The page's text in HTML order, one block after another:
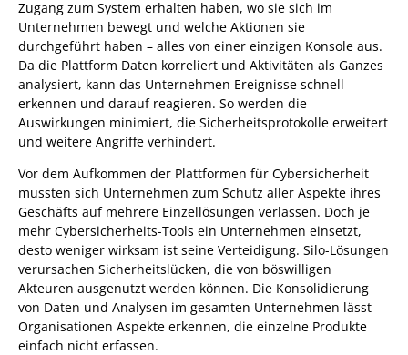
Zugang zum System erhalten haben, wo sie sich im
Unternehmen bewegt und welche Aktionen sie
durchgeführt haben – alles von einer einzigen Konsole aus.
Da die Plattform Daten korreliert und Aktivitäten als Ganzes
analysiert, kann das Unternehmen Ereignisse schnell
erkennen und darauf reagieren. So werden die
Auswirkungen minimiert, die Sicherheitsprotokolle erweitert
und weitere Angriffe verhindert.
Vor dem Aufkommen der Plattformen für Cybersicherheit
mussten sich Unternehmen zum Schutz aller Aspekte ihres
Geschäfts auf mehrere Einzellösungen verlassen. Doch je
mehr Cybersicherheits-Tools ein Unternehmen einsetzt,
desto weniger wirksam ist seine Verteidigung. Silo-Lösungen
verursachen Sicherheitslücken, die von böswilligen
Akteuren ausgenutzt werden können. Die Konsolidierung
von Daten und Analysen im gesamten Unternehmen lässt
Organisationen Aspekte erkennen, die einzelne Produkte
einfach nicht erfassen.